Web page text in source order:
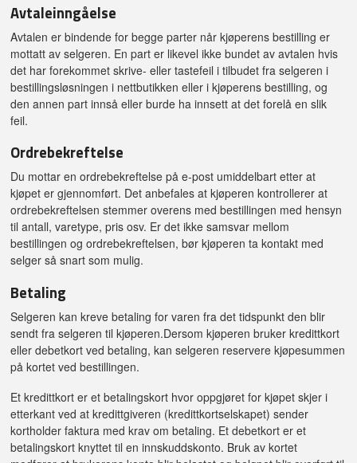
Avtaleinngåelse
Avtalen er bindende for begge parter når kjøperens bestilling er
mottatt av selgeren. En part er likevel ikke bundet av avtalen hvis
det har forekommet skrive- eller tastefeil i tilbudet fra selgeren i
bestillingsløsningen i nettbutikken eller i kjøperens bestilling, og
den annen part innså eller burde ha innsett at det forelå en slik
feil.
Ordrebekreftelse
Du mottar en ordrebekreftelse på e-post umiddelbart etter at
kjøpet er gjennomført. Det anbefales at kjøperen kontrollerer at
ordrebekreftelsen stemmer overens med bestillingen med hensyn
til antall, varetype, pris osv. Er det ikke samsvar mellom
bestillingen og ordrebekreftelsen, bør kjøperen ta kontakt med
selger så snart som mulig.
Betaling
Selgeren kan kreve betaling for varen fra det tidspunkt den blir
sendt fra selgeren til kjøperen.Dersom kjøperen bruker kredittkort
eller debetkort ved betaling, kan selgeren reservere kjøpesummen
på kortet ved bestillingen.
Et kredittkort er et betalingskort hvor oppgjøret for kjøpet skjer i
etterkant ved at kredittgiveren (kredittkortselskapet) sender
kortholder faktura med krav om betaling. Et debetkort er et
betalingskort knyttet til en innskuddskonto. Bruk av kortet